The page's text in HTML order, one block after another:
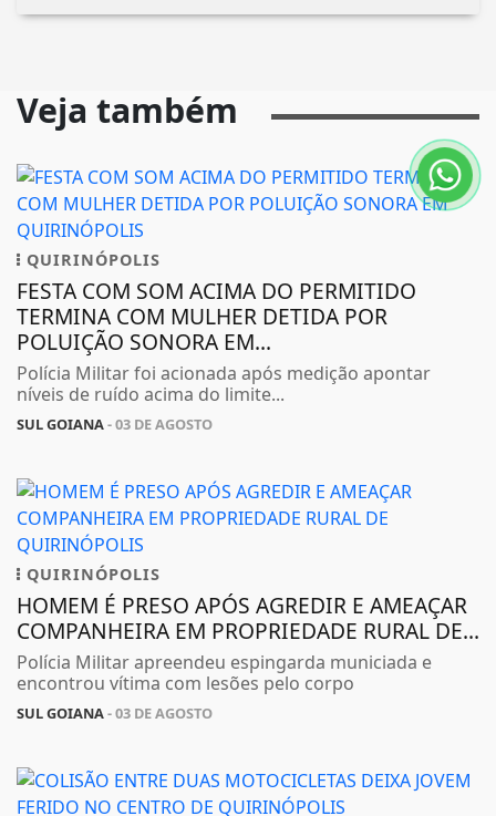
Veja também
QUIRINÓPOLIS
FESTA COM SOM ACIMA DO PERMITIDO
TERMINA COM MULHER DETIDA POR
POLUIÇÃO SONORA EM...
Polícia Militar foi acionada após medição apontar
níveis de ruído acima do limite...
SUL GOIANA- 03 DE AGOSTO
QUIRINÓPOLIS
HOMEM É PRESO APÓS AGREDIR E AMEAÇAR
COMPANHEIRA EM PROPRIEDADE RURAL DE...
Polícia Militar apreendeu espingarda municiada e
encontrou vítima com lesões pelo corpo
SUL GOIANA- 03 DE AGOSTO